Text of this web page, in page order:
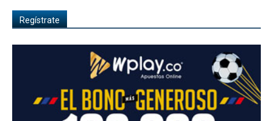
Regístrate